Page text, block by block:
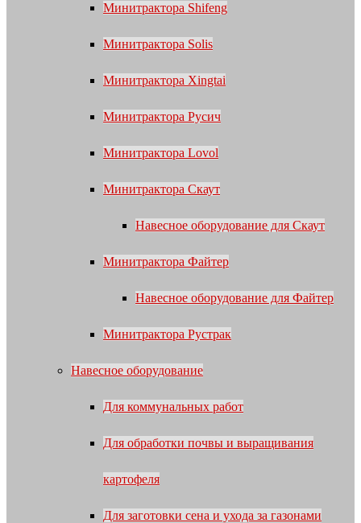
Минитрактора Shifeng
Минитрактора Solis
Минитрактора Xingtai
Минитрактора Русич
Минитрактора Lovol
Минитрактора Скаут
Навесное оборудование для Скаут
Минитрактора Файтер
Навесное оборудование для Файтер
Минитрактора Рустрак
Навесное оборудование
Для коммунальных работ
Для обработки почвы и выращивания
картофеля
Для заготовки сена и ухода за газонами